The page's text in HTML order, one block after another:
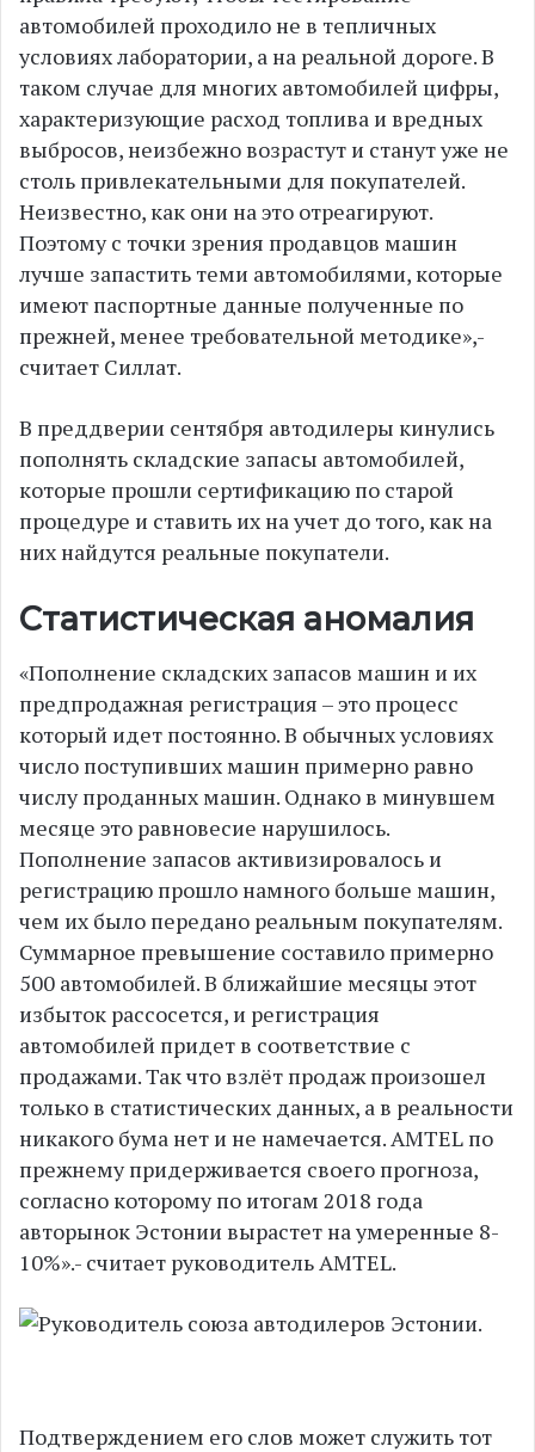
автомобилей проходило не в тепличных
условиях лаборатории, а на реальной дороге. В
таком случае для многих автомобилей цифры,
характеризующие расход топлива и вредных
выбросов, неизбежно возрастут и станут уже не
столь привлекательными для покупателей.
Неизвестно, как они на это отреагируют.
Поэтому с точки зрения продавцов машин
лучше запастить теми автомобилями, которые
имеют паспортные данные полученные по
прежней, менее требовательной методике»,-
считает Силлат.
В преддверии сентября автодилеры кинулись
пополнять складские запасы автомобилей,
которые прошли сертификацию по старой
процедуре и ставить их на учет до того, как на
них найдутся реальные покупатели.
Статистическая аномалия
«Пополнение складских запасов машин и их
предпродажная регистрация – это процесс
который идет постоянно. В обычных условиях
число поступивших машин примерно равно
числу проданных машин. Однако в минувшем
месяце это равновесие нарушилось.
Пополнение запасов активизировалось и
регистрацию прошло намного больше машин,
чем их было передано реальным покупателям.
Суммарное превышение составило примерно
500 автомобилей. В ближайшие месяцы этот
избыток рассосется, и регистрация
автомобилей придет в соответствие с
продажами. Так что взлёт продаж произошел
только в статистических данных, а в реальности
никакого бума нет и не намечается. AMTEL по
прежнему придерживается своего прогноза,
согласно которому по итогам 2018 года
авторынок Эстонии вырастет на умеренные 8-
10%».- считает руководитель AMTEL.
Подтверждением его слов может служить тот